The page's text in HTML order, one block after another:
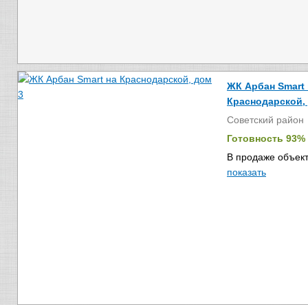
ЖК Арбан Smart
Советский район
Готовность 93%
В продаже
показать